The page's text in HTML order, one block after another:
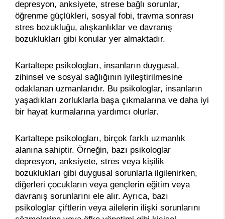
depresyon, anksiyete, strese bağlı sorunlar,
öğrenme güçlükleri, sosyal fobi, travma sonrası
stres bozukluğu, alışkanlıklar ve davranış
bozuklukları gibi konular yer almaktadır.
Kartaltepe psikologları, insanların duygusal,
zihinsel ve sosyal sağlığının iyileştirilmesine
odaklanan uzmanlarıdır. Bu psikologlar, insanların
yaşadıkları zorluklarla başa çıkmalarına ve daha iyi
bir hayat kurmalarına yardımcı olurlar.
Kartaltepe psikologları, birçok farklı uzmanlık
alanına sahiptir. Örneğin, bazı psikologlar
depresyon, anksiyete, stres veya kişilik
bozuklukları gibi duygusal sorunlarla ilgilenirken,
diğerleri çocukların veya gençlerin eğitim veya
davranış sorunlarını ele alır. Ayrıca, bazı
psikologlar çiftlerin veya ailelerin ilişki sorunlarını